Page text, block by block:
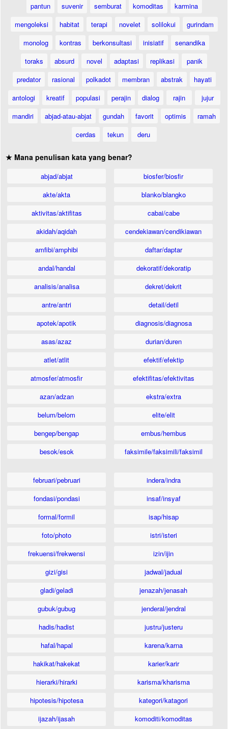
pantun
suvenir semburat komoditas
karmina
mengoleksi
habitat terapi novelet solilokui
gurindam
monolog
kontras berkonsultasi inisiatif
senandika
toraks
absurd novel adaptasi replikasi
panik
predator
rasional polkadot membran abstrak
hayati
antologi
kreatif populasi perajin dialog rajin
jujur
mandiri
abjad-atau-abjat gundah favorit optimis
ramah
cerdas
tekun deru
★ Mana penulisan kata yang benar?
abjad/abjat
akte/akta
aktivitas/aktifitas
akidah/aqidah
amfibi/amphibi
andal/handal
analisis/analisa
antre/antri
apotek/apotik
asas/azaz
atlet/atlit
atmosfer/atmosfir
azan/adzan
belum/belom
bengep/bengap
besok/esok
biosfer/biosfir
blanko/blangko
cabai/cabe
cendekiawan/cendikiawan
daftar/daptar
dekoratif/dekoratip
dekret/dekrit
detail/detil
diagnosis/diagnosa
durian/duren
efektif/efektip
efektifitas/efektivitas
ekstra/extra
elite/elit
embus/hembus
faksimile/faksimili/faksimil
februari/pebruari
fondasi/pondasi
formal/formil
foto/photo
frekuensi/frekwensi
gizi/gisi
gladi/geladi
gubuk/gubug
hadis/hadist
hafal/hapal
hakikat/hakekat
hierarki/hirarki
hipotesis/hipotesa
ijazah/ijasah
indera/indra
insaf/insyaf
isap/hisap
istri/isteri
izin/ijin
jadwal/jadual
jenazah/jenasah
jenderal/jendral
justru/justeru
karena/karna
karier/karir
karisma/kharisma
kategori/katagori
komoditi/komoditas